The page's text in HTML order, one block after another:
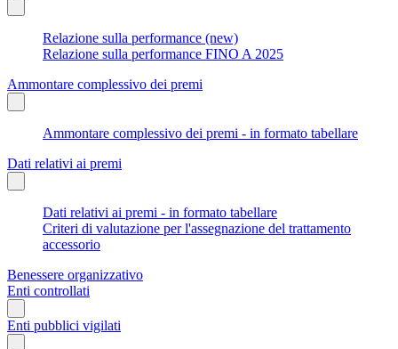
Relazione sulla performance (new)
Relazione sulla performance FINO A 2025
Ammontare complessivo dei premi
Ammontare complessivo dei premi - in formato tabellare
Dati relativi ai premi
Dati relativi ai premi - in formato tabellare
Criteri di valutazione per l'assegnazione del trattamento
accessorio
Benessere organizzativo
Enti controllati
Enti pubblici vigilati